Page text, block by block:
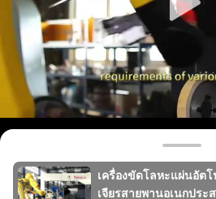
เครื่องขัดโลหะแผ่นอัต
เจียรสายพานอเนกปร